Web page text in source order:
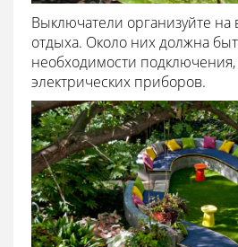
Выключатели организуйте на
отдыха. Около них должна
необходимости подключения,
электрических приборов.